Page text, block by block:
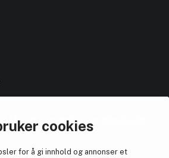
cookies
for å gi innhold og annonser et
- få poeng og eksklusive rabattkoder.